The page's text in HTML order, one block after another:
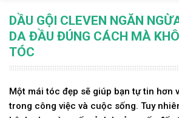
DẦU GỘI CLEVEN NGĂN
DA ĐẦU ĐÚNG CÁCH MÀ
TÓC
Một mái tóc đẹp sẽ giúp bạn tự tin hơn
trong công việc và cuộc sống. Tuy